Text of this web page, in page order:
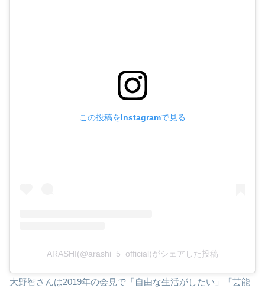
この投稿をInstagramで見る
ARASHI(@arashi_5_official)がシェアした投稿
大野智さんは2019年の会見で「自由な生活がしたい」「芸能